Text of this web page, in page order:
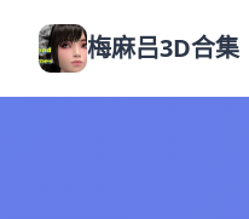
梅麻吕3D合集